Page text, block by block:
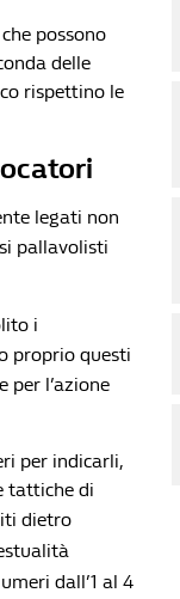
possono
delle
rispettino le
legati non
pallavolisti
i
proprio questi
per l’azione
per indicarli,
tattiche di
dietro
dall’1 al 4